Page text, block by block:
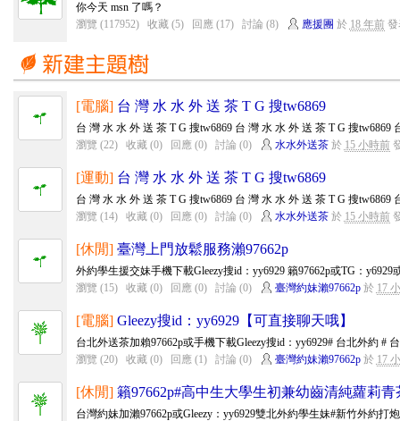
你今天 msn 了嗎？
瀏覽 (117952)
收藏 (5) 回應 (17) 討論 (8) 應援團 於 18 年前發
[電腦] 台 灣 水 水 外 送 茶 T G 搜tw6869
台 灣 水 水 外 送 茶 T G 搜tw6869 台 灣 水 水 外 送 茶 T G 搜tw6869
瀏覽 (22)
收藏 (0) 回應 (0) 討論 (0) 水水外送茶於 15 小時前
[運動] 台 灣 水 水 外 送 茶 T G 搜tw6869
台 灣 水 水 外 送 茶 T G 搜tw6869 台 灣 水 水 外 送 茶 T G 搜tw6869
瀏覽 (14)
收藏 (0) 回應 (0) 討論 (0) 水水外送茶於 15 小時前
[休閒] 臺灣上門放鬆服務瀨97662p
外約學生援交妹手機下載Gleezy搜id：yy6929 籟97662p或TG：y6929
瀏覽 (15)
收藏 (0) 回應 (0) 討論 (0) 臺灣約妹瀨97662p於 17
[電腦] Gleezy搜id：yy6929【可直接聊天哦】
台北外送茶加賴97662p或手機下載Gleezy搜id：yy6929# 台北外約 #
瀏覽 (20)
收藏 (0) 回應 (1) 討論 (0) 臺灣約妹瀨97662p於 17
[休閒] 籟97662p#高中生大學生初兼幼齒清純蘿莉青
台灣約妹加瀨97662p或Gleezy：yy6929雙北外約學生妹#新竹外約打